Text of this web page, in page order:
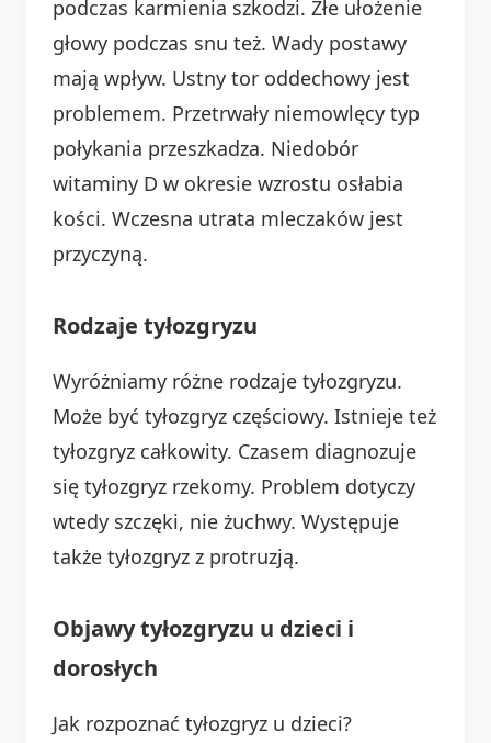
podczas karmienia szkodzi. Złe ułożenie
głowy podczas snu też. Wady postawy
mają wpływ. Ustny tor oddechowy jest
problemem. Przetrwały niemowlęcy typ
połykania przeszkadza. Niedobór
witaminy D w okresie wzrostu osłabia
kości. Wczesna utrata mleczaków jest
przyczyną.
Rodzaje tyłozgryzu
Wyróżniamy różne rodzaje tyłozgryzu.
Może być tyłozgryz częściowy. Istnieje też
tyłozgryz całkowity. Czasem diagnozuje
się tyłozgryz rzekomy. Problem dotyczy
wtedy szczęki, nie żuchwy. Występuje
także tyłozgryz z protruzją.
Objawy tyłozgryzu u dzieci i
dorosłych
Jak rozpoznać tyłozgryz u dzieci?